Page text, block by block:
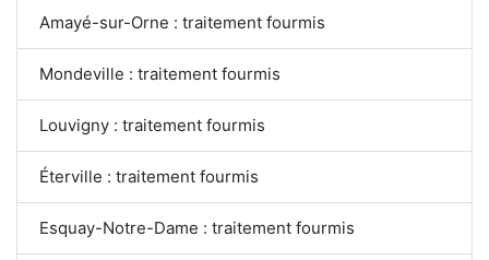
Amayé-sur-Orne : traitement fourmis
Mondeville : traitement fourmis
Louvigny : traitement fourmis
Éterville : traitement fourmis
Esquay-Notre-Dame : traitement fourmis